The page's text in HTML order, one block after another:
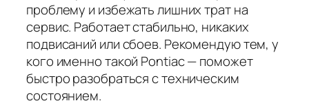
проблему и избежать лишних трат на
сервис. Работает стабильно, никаких
подвисаний или сбоев. Рекомендую тем, у
кого именно такой Pontiac — поможет
быстро разобраться с техническим
состоянием.